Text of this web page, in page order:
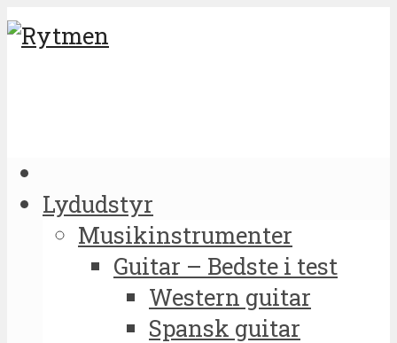
Lydudstyr
Musikinstrumenter
Guitar – Bedste i test
Western guitar
Spansk guitar